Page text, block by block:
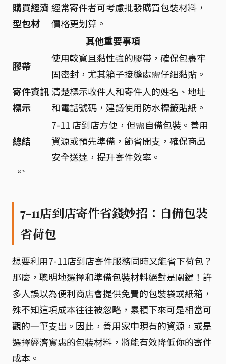
購買經濟
型包材
經常寄件者可考慮批發購買包裝材料，
價格更划算。
其他重要事項
膠帶
使用較寬且黏性強的膠帶，確保包裹牢
固密封，尤其箱子接縫處需仔細黏貼。
寄件資訊
標示
清楚標示收件人和寄件人的姓名、地址
和電話號碼，建議使用防水標籤貼紙。
總結
7-11 店到店方便，但需自備包裝。善用
資源或預先準備，節省開支，確保商品
安全送達，提升寄件效率。
“`
7-11店到店寄件省錢妙招：自備包裝
省荷包
想要利用7-11店到店寄件服務同時又能省下荷包？
那麼，聰明地選擇和準備包裝材料絕對是關鍵！許
多人誤以為便利商店會提供免費的包裝袋或紙箱，
殊不知這項成本往往被忽略，累積下來可是相當可
觀的一筆支出。因此，善用家中現有的資源，或是
選擇經濟實惠的包裝材料，將能有效降低你的寄件
成本。